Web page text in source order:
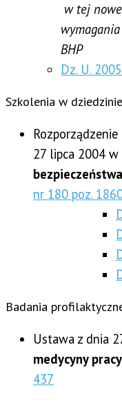
w tej
BHP
Dz. U.
Szkolenia w
27 lipca 2004 w
nr 180 poz.
Badania
Ustawa z dnia
medycyny pracy
437